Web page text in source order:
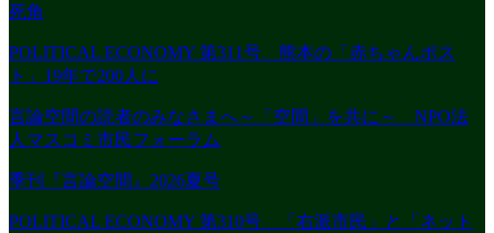
死角
POLITICAL ECONOMY 第311号 熊本の「赤ちゃんポス
ト」19年で200人に
言論空間の読者のみなさまへ～「空間」を共に～ NPO法
人マスコミ市民フォーラム
季刊『言論空間』2026夏号
POLITICAL ECONOMY 第310号 「右派市民」と「ネット